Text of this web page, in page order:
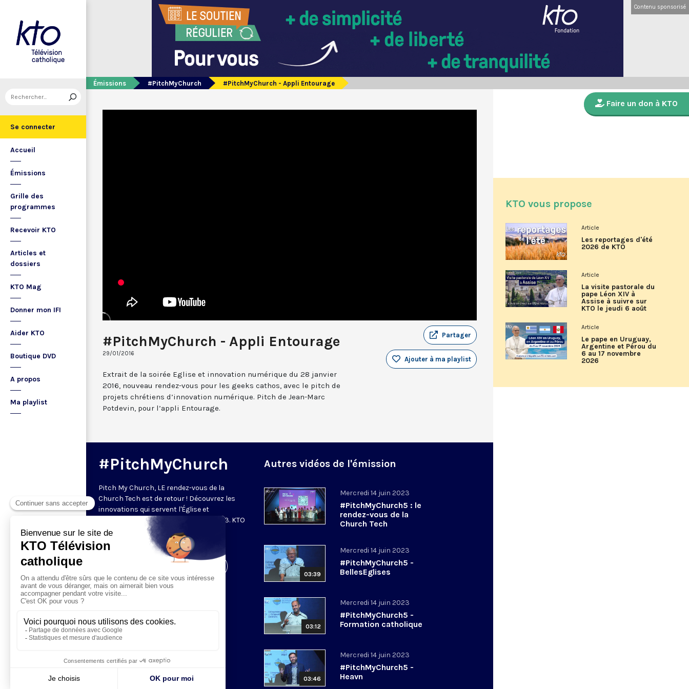
Se connecter
Accueil
Émissions
Grille des
programmes
Recevoir KTO
Articles et
dossiers
KTO Mag
Donner mon IFI
Aider KTO
Boutique DVD
A propos
Ma playlist
Contenu sponsorisé
Émissions #PitchMyChurch #PitchMyChurch - Appli Entourage
#PitchMyChurch - Appli Entourage
29/01/2016
Partager
Ajouter à ma playlist
Extrait de la soirée Eglise et innovation numérique du 28 janvier
2016, nouveau rendez-vous pour les geeks cathos, avec le pitch de
projets chrétiens d’innovation numérique. Pitch de Jean-Marc
Potdevin, pour l’appli Entourage.
#PitchMyChurch
Pitch My Church, LE rendez-vous de la
Church Tech est de retour ! Découvrez les
innovations qui servent l'Église et
l'évangélisation le mercredi 14 juin 2023. KTO
est partenaire de l'événement et
retransmettra la soirée.
Autres vidéos de l'émission
Mercredi 14 juin 2023
#PitchMyChurch5 : le
rendez-vous de la
Church Tech
03:39
Mercredi 14 juin 2023
#PitchMyChurch5 -
BellesEglises
03:12
Mercredi 14 juin 2023
#PitchMyChurch5 -
Formation catholique
03:46
Mercredi 14 juin 2023
#PitchMyChurch5 -
Heavn
Faire un don à KTO
KTO vous propose
Article
Les reportages d'été
2026 de KTO
Article
La visite pastorale du
pape Léon XIV à
Assise à suivre sur
KTO le jeudi 6 août
Article
Le pape en Uruguay,
Argentine et Pérou du
6 au 17 novembre
2026